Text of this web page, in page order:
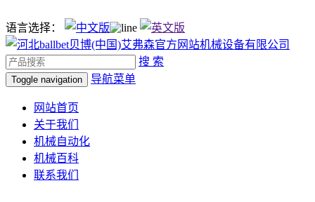
语言选择：
搜 索
Toggle navigation 导航菜单
网站首页
关于我们
机械自动化
机械百科
联系我们